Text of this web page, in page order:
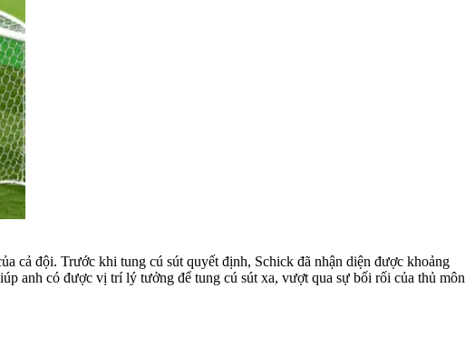
cả đội. Trước khi tung cú sút quyết định, Schick đã nhận diện được khoảng
anh có được vị trí lý tưởng để tung cú sút xa, vượt qua sự bối rối của thủ môn